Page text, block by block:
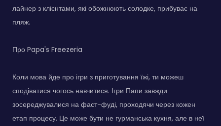
лайнер з клієнтами, які обожнюють солодке, прибуває на
пляж.
Про Papa's Freezeria
Коли мова йде про ігри з приготування їжі, ти можеш
сподіватися чогось навчитися. Ігри Папи завжди
зосереджувалися на фаст-фуді, проходячи через кожен
етап процесу. Це може бути не гурманська кухня, але в неї